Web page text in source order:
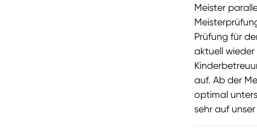
Meister
Prüfung für
aktuell wieder
auf. Ab der
optimal
sehr auf unser